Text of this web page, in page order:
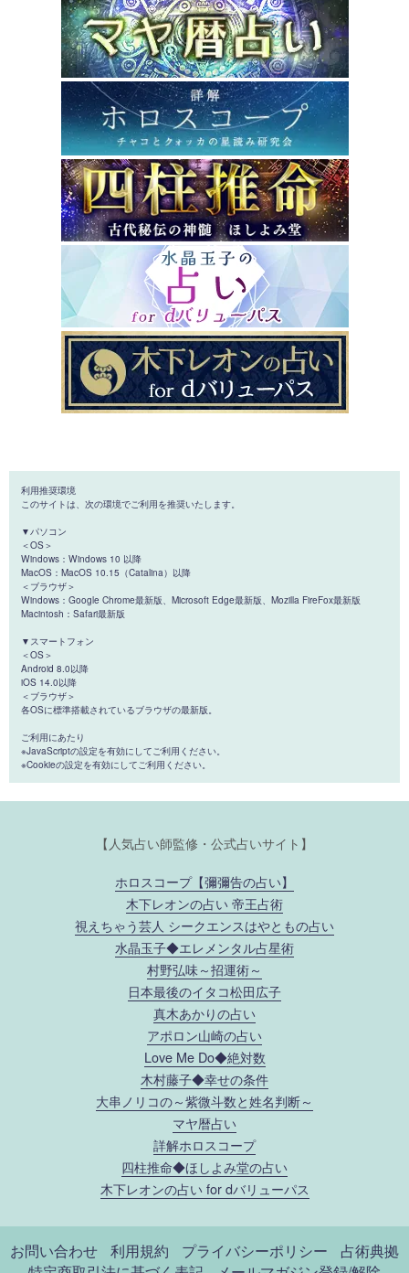
利用推奨環境
このサイトは、次の環境でご利用を推奨いたします。
▼パソコン
＜OS＞
Windows：Windows 10 以降
MacOS：MacOS 10.15（Catalina）以降
＜ブラウザ＞
Windows：Google Chrome最新版、Microsoft Edge最新版、Mozilla FireFox最新版
Macintosh：Safari最新版
▼スマートフォン
＜OS＞
Android 8.0以降
iOS 14.0以降
＜ブラウザ＞
各OSに標準搭載されているブラウザの最新版。
ご利用にあたり
※JavaScriptの設定を有効にしてご利用ください。
※Cookieの設定を有効にしてご利用ください。
【人気占い師監修・公式占いサイト】
ホロスコープ【彌彌告の占い】
木下レオンの占い 帝王占術
視えちゃう芸人 シークエンスはやともの占い
水晶玉子◆エレメンタル占星術
村野弘味～招運術～
日本最後のイタコ松田広子
真木あかりの占い
アポロン山崎の占い
Love Me Do◆絶対数
木村藤子◆幸せの条件
大串ノリコの～紫微斗数と姓名判断～
マヤ暦占い
詳解ホロスコープ
四柱推命◆ほしよみ堂の占い
木下レオンの占い for dバリューパス
お問い合わせ 利用規約 プライバシーポリシー
占術典拠